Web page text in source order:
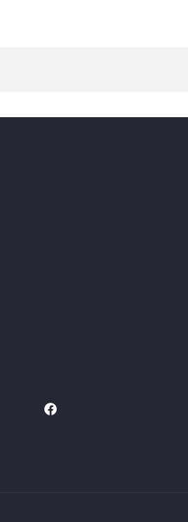
Facebook